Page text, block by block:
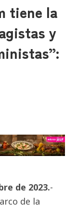
tiene la
y
de 2023.-
de la